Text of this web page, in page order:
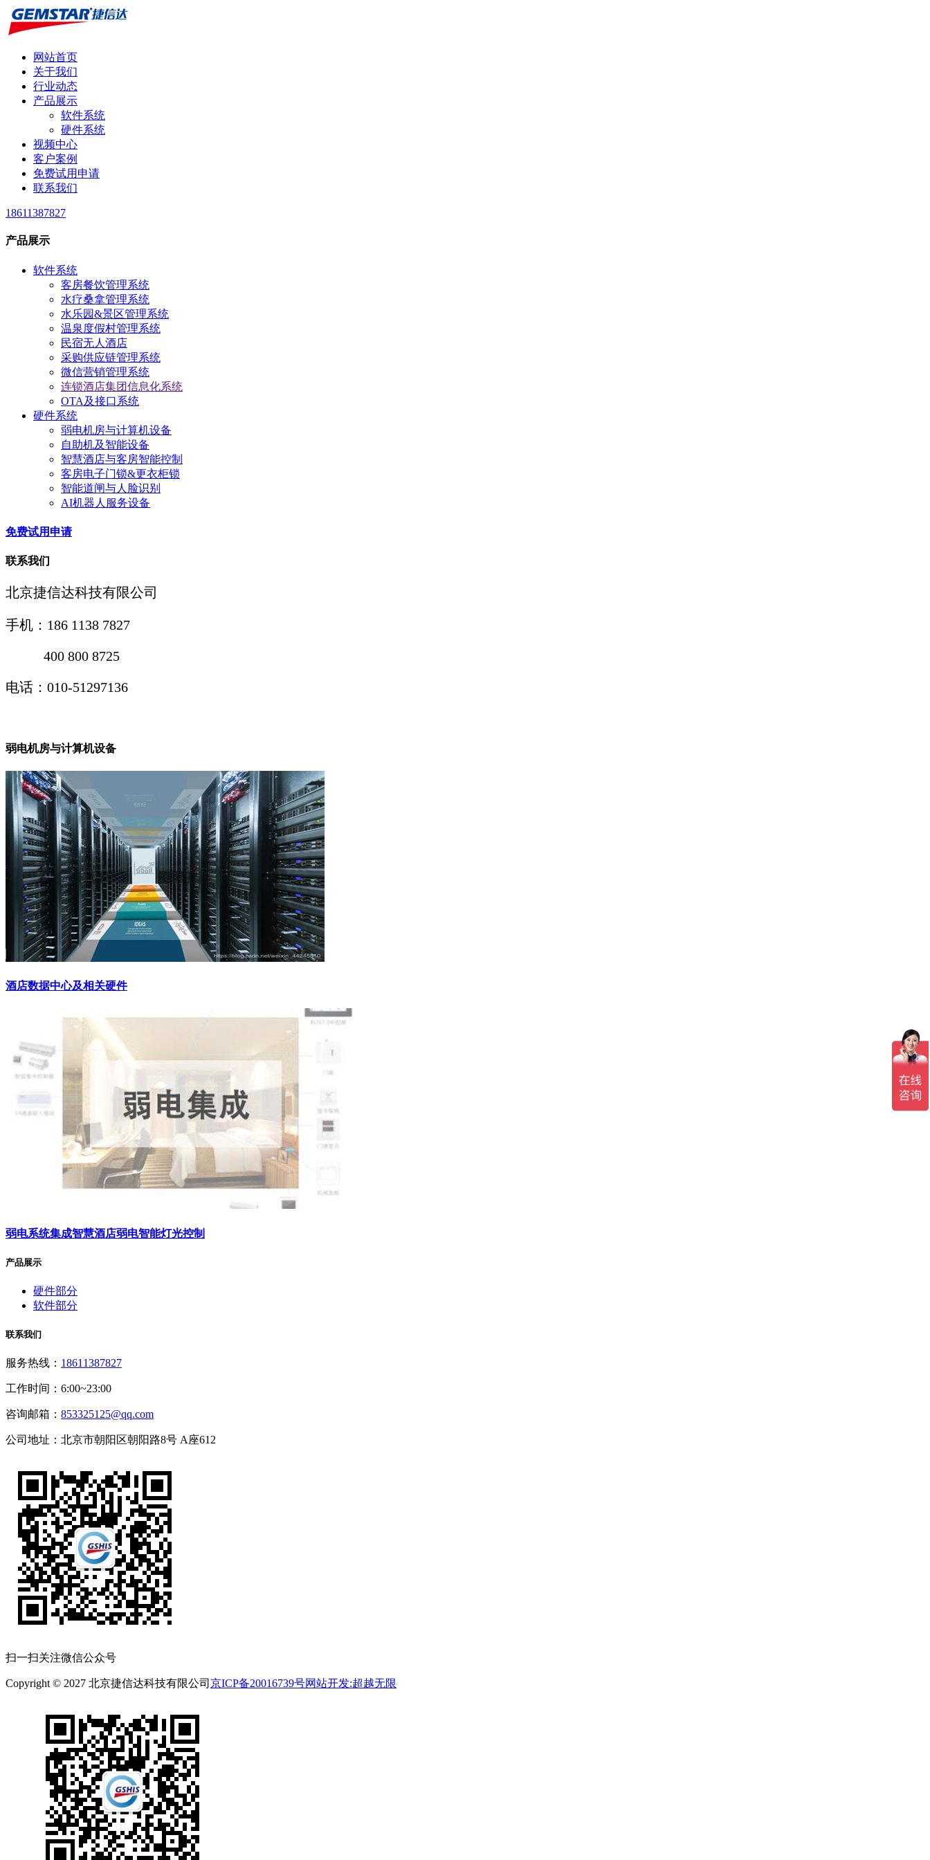
网站首页
关于我们
行业动态
产品展示
软件系统
硬件系统
视频中心
客户案例
免费试用申请
联系我们
18611387827
产品展示
软件系统
客房餐饮管理系统
水疗桑拿管理系统
水乐园&景区管理系统
温泉度假村管理系统
民宿无人酒店
采购供应链管理系统
微信营销管理系统
连锁酒店集团信息化系统
OTA及接口系统
硬件系统
弱电机房与计算机设备
自助机及智能设备
智慧酒店与客房智能控制
客房电子门锁&更衣柜锁
智能道闸与人脸识别
AI机器人服务设备
免费试用申请
联系我们
北京捷信达科技有限公司
手机： 186 1138 7827
400 800 8725
电话：010-51297136
弱电机房与计算机设备
酒店数据中心及相关硬件
弱电系统集成智慧酒店弱电智能灯光控制
产品展示
硬件部分
软件部分
联系我们
服务热线： 18611387827
工作时间：6:00~23:00
咨询邮箱： 853325125@qq.com
公司地址：北京市朝阳区朝阳路8号 A座612
扫一扫关注微信公众号
Copyright © 2027 北京捷信达科技有限公司 京ICP备20016739号网站开发:超越无限